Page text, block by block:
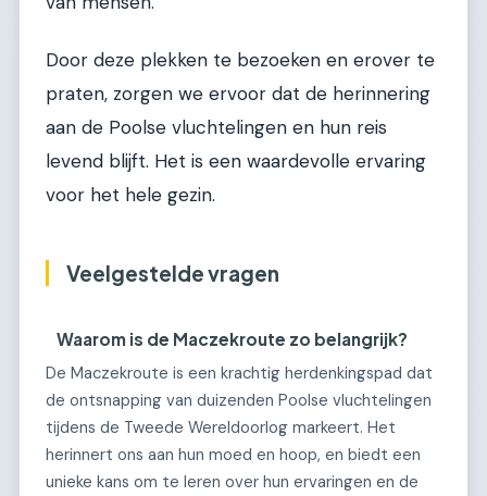
Door deze plekken te bezoeken en erover te
praten, zorgen we ervoor dat de herinnering
aan de Poolse vluchtelingen en hun reis
levend blijft. Het is een waardevolle ervaring
voor het hele gezin.
Veelgestelde vragen
Waarom is de Maczekroute zo belangrijk?
De Maczekroute is een krachtig herdenkingspad dat
de ontsnapping van duizenden Poolse vluchtelingen
tijdens de Tweede Wereldoorlog markeert. Het
herinnert ons aan hun moed en hoop, en biedt een
unieke kans om te leren over hun ervaringen en de